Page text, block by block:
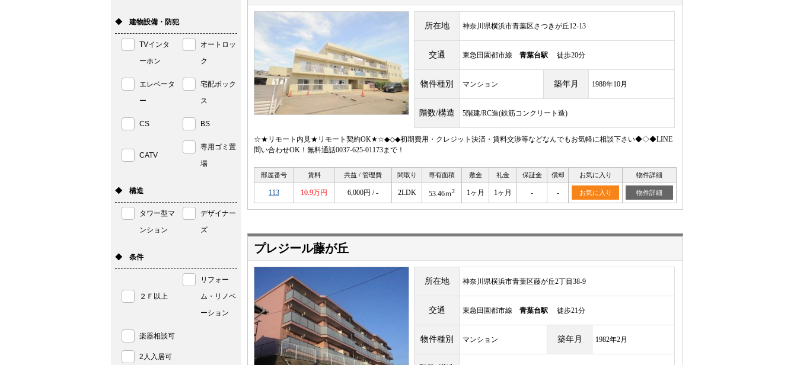
所在地 神奈川県横浜市青葉区さつきが丘12-13
交通 東急田園都市線 青葉台駅 徒歩20分
物件種別 マンション 築年月 1988年10月
階数/構造 5階建/RC造(鉄筋コンクリート造)
☆★リモート内見★リモート契約OK★☆◆◇◆初期費用・クレジット決済・賃料交渉等などなんでもお気軽に相談下さい◆◇◆LINE
問い合わせOK！無料通話0037-625-01173まで！
部屋番号 賃料 共益 / 管理費 間取り 専有面積 敷金 礼金 保証金 償却 お気に入り 物件詳細
113 10.9万円 6,000円 / - 2LDK 53.46ｍ2 1ヶ月 1ヶ月 - - お気に入り 物件詳細
プレジール藤が丘
所在地 神奈川県横浜市青葉区藤が丘2丁目38-9
交通 東急田園都市線 青葉台駅 徒歩21分
物件種別 マンション 築年月 1982年2月
◆ 建物設備・防犯
TVインタ
ーホン
オートロッ
ク
エレベータ
ー
宅配ボック
ス
CS BS
CATV
専用ゴミ置
場
◆ 構造
タワー型マ
ンション
デザイナー
ズ
◆ 条件
２Ｆ以上
リフォー
ム・リノベ
ーション
楽器相談可
2人入居可